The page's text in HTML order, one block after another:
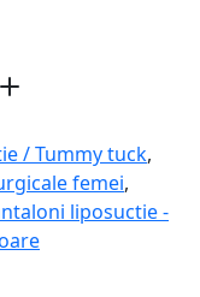
/ Tummy tuck,
femei,
liposuctie -